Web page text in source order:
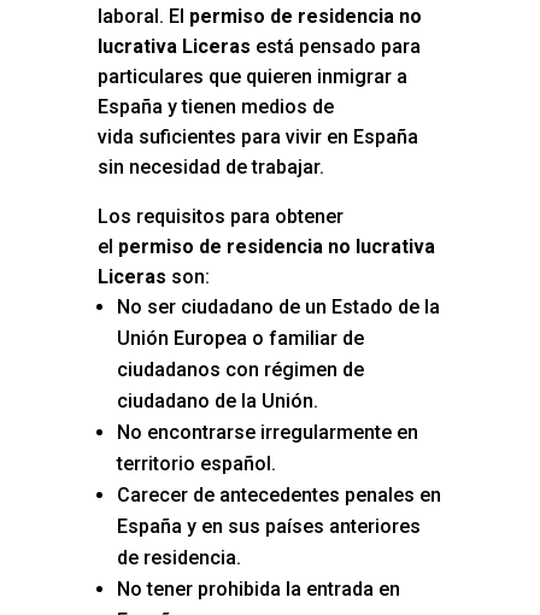
laboral. El permiso de residencia no
lucrativa Liceras está pensado para
particulares que quieren inmigrar a
España y tienen medios de
vida suficientes para vivir en España
sin necesidad de trabajar.
Los requisitos para obtener
el permiso de residencia no lucrativa
Liceras son:
No ser ciudadano de un Estado de la
Unión Europea o familiar de
ciudadanos con régimen de
ciudadano de la Unión.
No encontrarse irregularmente en
territorio español.
Carecer de antecedentes penales en
España y en sus países anteriores
de residencia.
No tener prohibida la entrada en